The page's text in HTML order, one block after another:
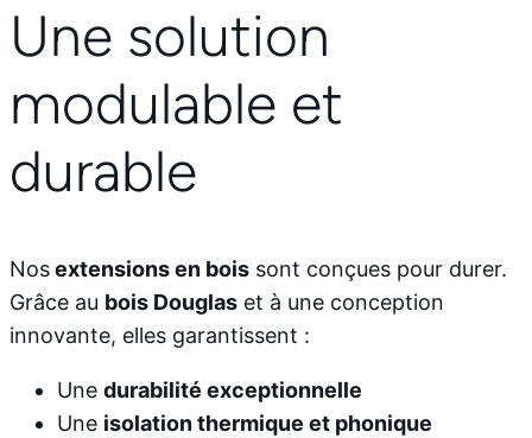
Une solution
modulable et
durable
Nosextensions en bois sont conçues pour durer.
Grâce au bois Douglas et à une conception
innovante, elles garantissent :
Une durabilité exceptionnelle
Une isolation thermique et phonique